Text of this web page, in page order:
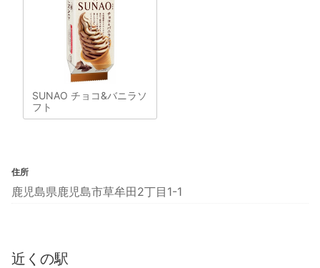
SUNAO チョコ&バニラソ
フト
住所
鹿児島県鹿児島市草牟田2丁目1-1
近くの駅